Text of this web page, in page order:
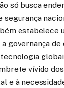
só busca
segurança
estabelece
governança de
vívido
e à